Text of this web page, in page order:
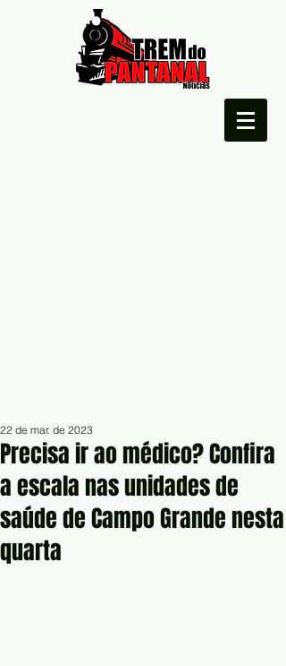
Precisa ir ao médico? Confira
a escala nas unidades de
saúde de Campo Grande nesta
quarta
22 de mar. de 2023